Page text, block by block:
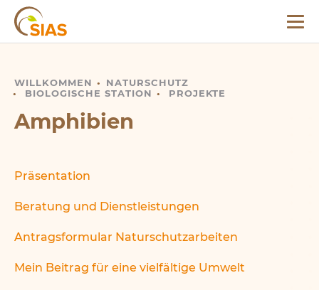
Menü
WILLKOMMEN
NATURSCHUTZ
BIOLOGISCHE STATION
PROJEKTE
AMPHIBIEN
Amphibien
Präsentation
Beratung und Dienstleistungen
Antragsformular Naturschutzarbeiten
Mein Beitrag für eine vielfältige Umwelt